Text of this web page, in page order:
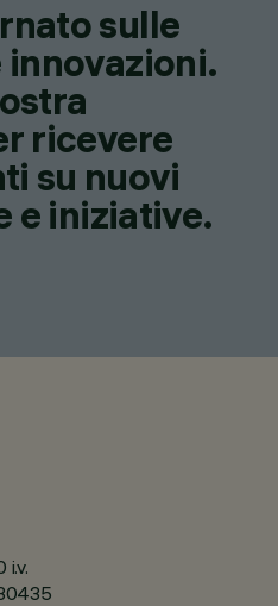
sulle
ricevere
su nuovi
e iniziative.
i.v.